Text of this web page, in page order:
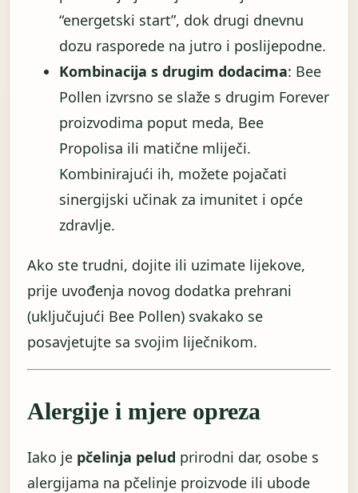
“energetski start”, dok drugi dnevnu
dozu rasporede na jutro i poslijepodne.
Kombinacija s drugim dodacima: Bee
Pollen izvrsno se slaže s drugim Forever
proizvodima poput meda, Bee
Propolisa ili matične mliječi.
Kombinirajući ih, možete pojačati
sinergijski učinak za imunitet i opće
zdravlje.
Ako ste trudni, dojite ili uzimate lijekove,
prije uvođenja novog dodatka prehrani
(uključujući Bee Pollen) svakako se
posavjetujte sa svojim liječnikom.
Alergije i mjere opreza
Iako je pčelinja pelud prirodni dar, osobe s
alergijama na pčelinje proizvode ili ubode